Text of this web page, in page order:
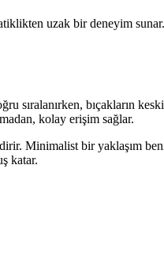
uzak bir deneyim
sıralanırken, bıçakların
kolay erişim sağlar.
Minimalist bir yaklaşım
katar.